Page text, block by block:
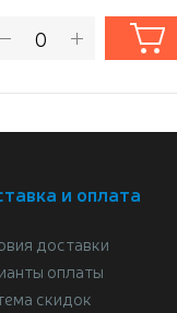
и оплата
доставки
оплаты
скидок